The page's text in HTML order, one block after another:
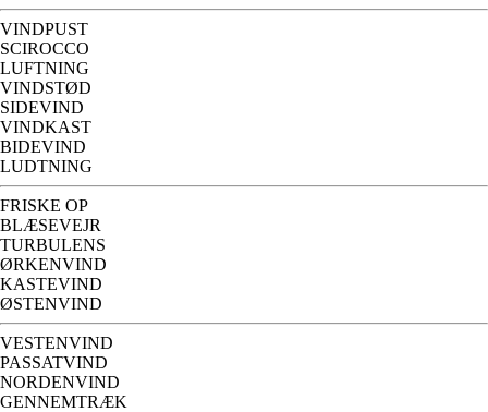
VINDPUST
SCIROCCO
LUFTNING
VINDSTØD
SIDEVIND
VINDKAST
BIDEVIND
LUDTNING
FRISKE OP
BLÆSEVEJR
TURBULENS
ØRKENVIND
KASTEVIND
ØSTENVIND
VESTENVIND
PASSATVIND
NORDENVIND
GENNEMTRÆK